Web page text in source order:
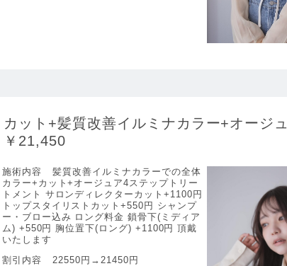
カット+髪質改善イルミナカラー+オージ
￥21,450
施術内容
髪質改善イルミナカラーでの全体
カラー+カット+オージュア4ステップトリー
トメント サロンディレクターカット+1100円
トップスタイリストカット+550円 シャンプ
ー・ブロー込み ロング料金 鎖骨下(ミディア
ム) +550円 胸位置下(ロング) +1100円 頂戴
いたします
割引内容
22550円→21450円